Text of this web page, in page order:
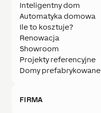
Inteligentny dom
Automatyka domowa
Ile to kosztuje?
Renowacja
Showroom
Projekty referencyjne
Domy prefabrykowane
FIRMA